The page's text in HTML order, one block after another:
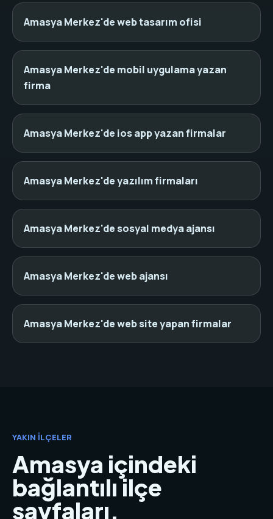
Amasya Merkez'de web tasarım ofisi
Amasya Merkez'de mobil uygulama yazan
firma
Amasya Merkez'de ios app yazan firmalar
Amasya Merkez'de yazılım firmaları
Amasya Merkez'de sosyal medya ajansı
Amasya Merkez'de web ajansı
Amasya Merkez'de web site yapan firmalar
YAKIN İLÇELER
Amasya içindeki
bağlantılı ilçe
sayfaları.